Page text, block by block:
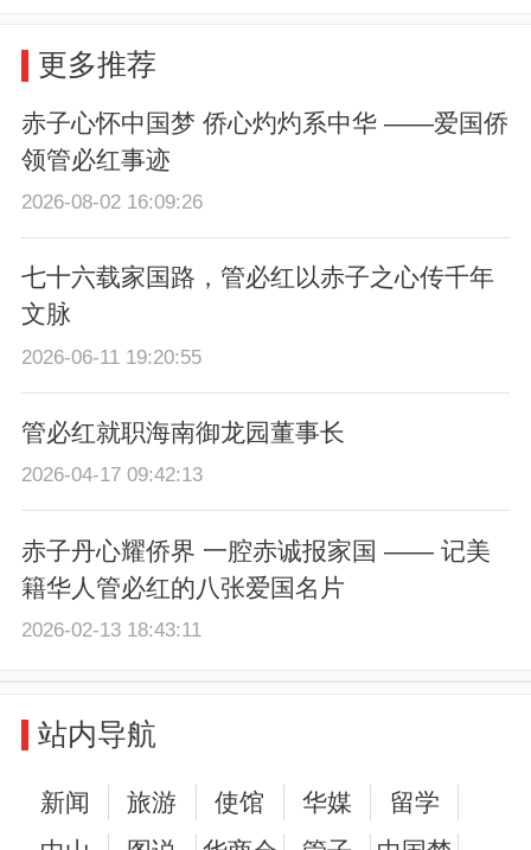
更多推荐
赤子心怀中国梦 侨心灼灼系中华 ——爱国侨
领管必红事迹
2026-08-02 16:09:26
七十六载家国路，管必红以赤子之心传千年
文脉
2026-06-11 19:20:55
管必红就职海南御龙园董事长
2026-04-17 09:42:13
赤子丹心耀侨界 一腔赤诚报家国 —— 记美
籍华人管必红的八张爱国名片
2026-02-13 18:43:11
站内导航
新闻 旅游 使馆 华媒
留学